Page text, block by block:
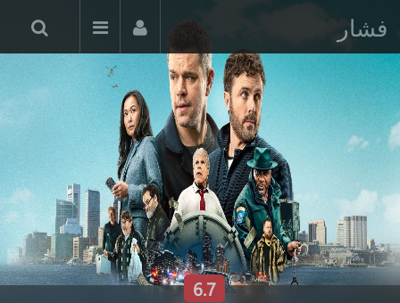
فشار
6.7